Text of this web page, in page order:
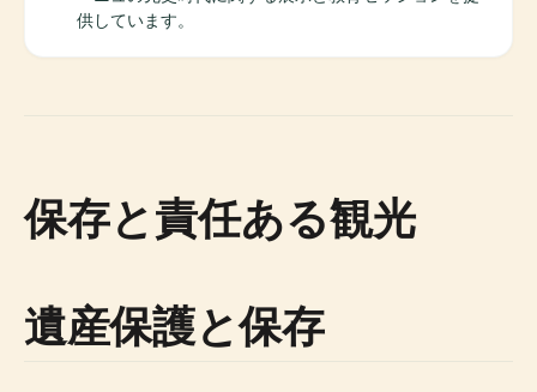
供しています。
保存と責任ある観光
遺産保護と保存